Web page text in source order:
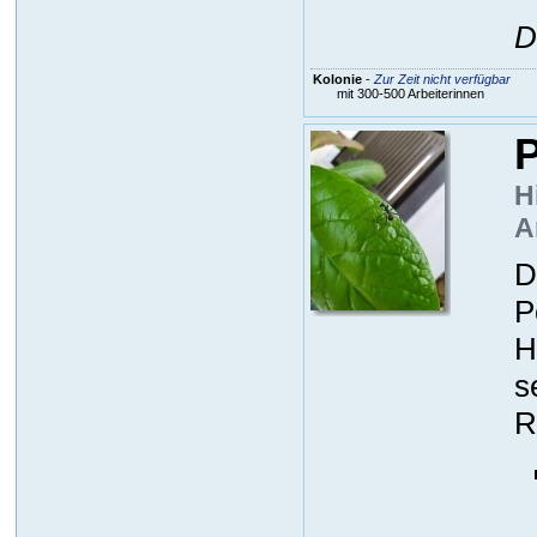
Kolonie-Zur Zeit nicht verfügbar
mit 300-500 Arbeiterinnen